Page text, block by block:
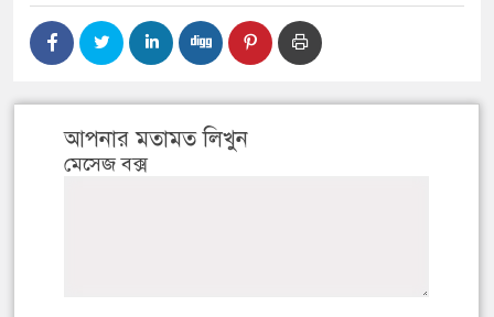
আপনার মতামত লিখুন
মেসেজ বক্স